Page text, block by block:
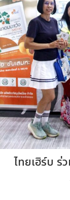
ไทยเฮิร์บ ร่